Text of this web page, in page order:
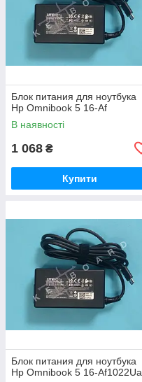
Блок питания для ноутбука
Hp Omnibook 5 16-Af
В наявності
1 068 ₴
Купити
Блок питания для ноутбука
Hp Omnibook 5 16-Af1022Ua